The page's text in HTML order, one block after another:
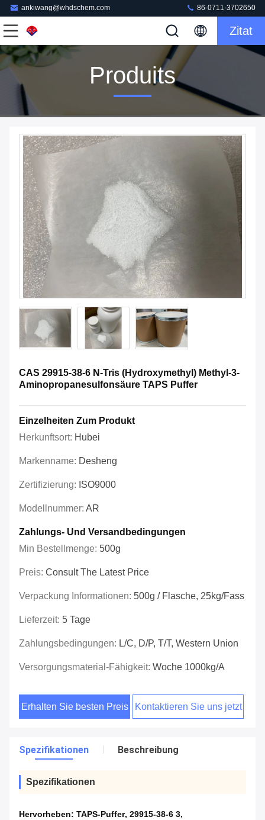
ankiwang@whdschem.com 86-0711-3702650
Zitat
Produits
CAS 29915-38-6 N-Tris (Hydroxymethyl) Methyl-3-
Aminopropanesulfonsäure TAPS Puffer
Einzelheiten Zum Produkt
Herkunftsort: Hubei
Markenname: Desheng
Zertifizierung: ISO9000
Modellnummer: AR
Zahlungs- Und Versandbedingungen
Min Bestellmenge: 500g
Preis: Consult The Latest Price
Verpackung Informationen: 500g / Flasche, 25kg/Fass
Lieferzeit: 5 Tage
Zahlungsbedingungen: L/C, D/P, T/T, Western Union
Versorgungsmaterial-Fähigkeit: Woche 1000kg/a
Erhalten Sie besten Preis Kontaktieren Sie uns jetzt
Spezifikationen Beschreibung
Spezifikationen
Hervorheben: TAPS-Puffer, 29915-38-6 3,